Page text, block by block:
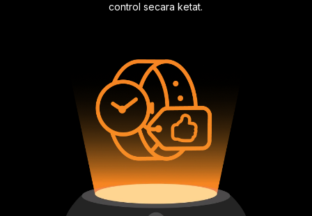
control secara ketat.